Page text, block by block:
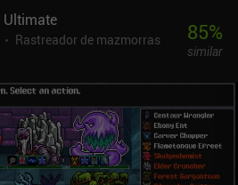
Rastreador de mazmorras
85%
similar